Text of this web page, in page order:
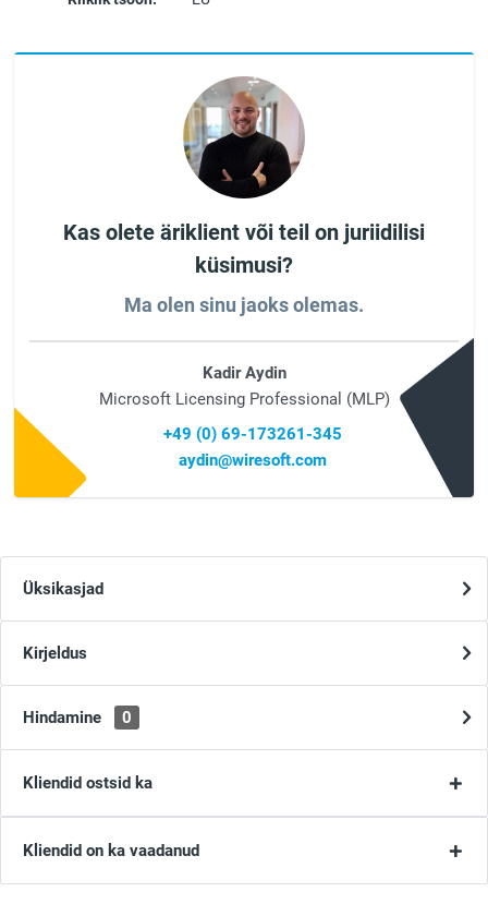
Kas olete äriklient või teil on juriidilisi
küsimusi?
Ma olen sinu jaoks olemas.
Kadir Aydin
Microsoft Licensing Professional (MLP)
+49 (0) 69-173261-345
aydin@wiresoft.com
Üksikasjad
Kirjeldus
Hindamine 0
Kliendid ostsid ka
Kliendid on ka vaadanud